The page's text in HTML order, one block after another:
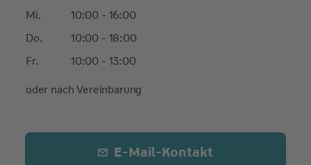
Mi.
10:00 - 16:00
Do.
10:00 - 18:00
Fr.
10:00 - 13:00
oder nach Vereinbarung
E-Mail-Kontakt